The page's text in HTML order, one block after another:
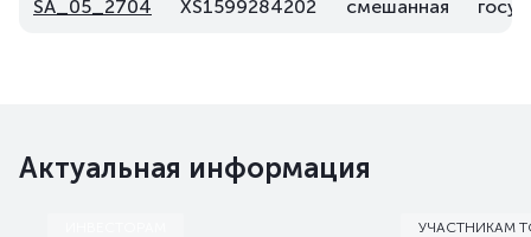
SA_05_2704 XS1599284202 смешанная
Актуальная информация
УЧАСТНИКАМ